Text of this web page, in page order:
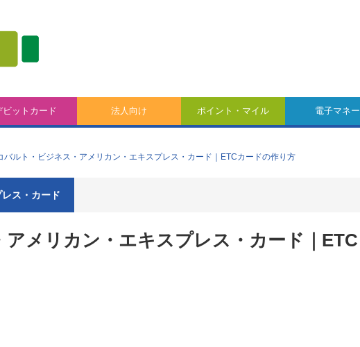
ビットカード 法人向け ポイント・マイル 電子マネー
バルト・ビジネス・アメリカン・エキスプレス・カード｜ETCカードの作り方
ス・カード
メリカン・エキスプレス・カード｜ETC